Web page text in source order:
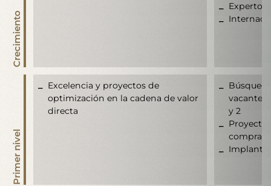
Crecimiento
Expertos
Primer nivel
Excelencia y proyectos de
optimización en la cadena de valor
directa
vacantes
y 2